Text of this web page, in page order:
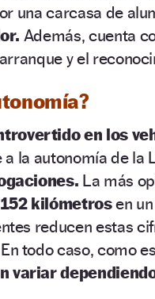
una carcasa de
Además, cuenta
y el
en los
a la autonomía de la
La más
kilómetrosen
reducen estas
En todo caso, como
variar